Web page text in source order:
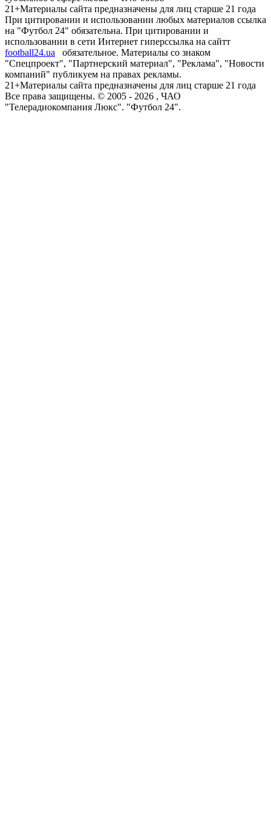
21+Материалы сайта предназначены для лиц старше 21 года
При цитировании и использовании любых материалов ссылка
на "Футбол 24" обязательна. При цитировании и
использовании в сети Интернет гиперссылка на сайтт
football24.ua
обязательное. Материалы со знаком
"Спецпроект", "Партнерский материал", "Реклама", "Новости
компаний" публикуем на правах рекламы.
21+Материалы сайта предназначены для лиц старше 21 года
Все права защищены. © 2005 - 2026 , ЧАО
"Телерадиокомпания Люкс". "Футбол 24".